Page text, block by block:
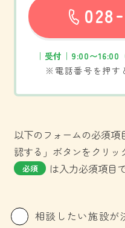
028-
｜受付｜9:00〜16:00
※電話番号を押す
以下のフォームの必須
認する」ボタンをクリッ
必須 は入力必須項目
相談したい施設が